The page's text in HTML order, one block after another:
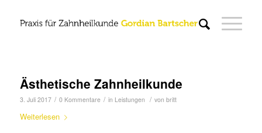
Ästhetische Zahnheilkunde
3. Juli 2017 / 0 Kommentare / in Leistungen / von britt
Weiterlesen